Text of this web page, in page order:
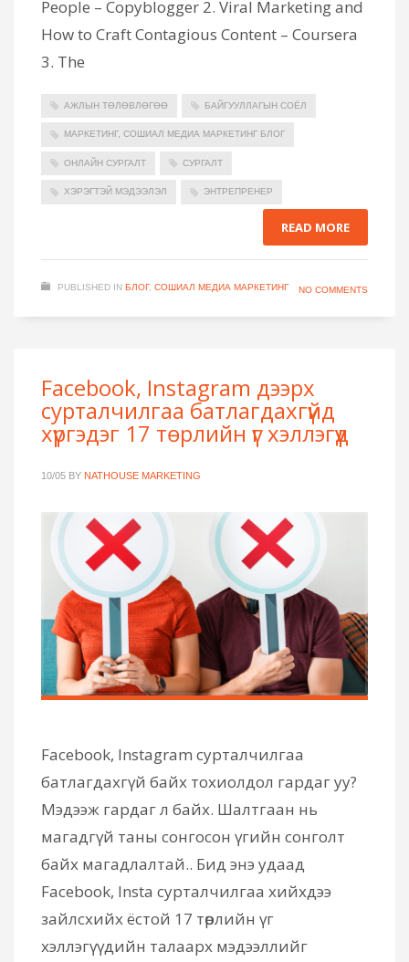
People – Copyblogger 2. Viral Marketing and
How to Craft Contagious Content – Coursera
3. The
АЖЛЫН ТӨЛӨВЛӨГӨӨ БАЙГУУЛЛАГЫН СОЁЛ
МАРКЕТИНГ, СОШИАЛ МЕДИА МАРКЕТИНГ БЛОГ
ОНЛАЙН СУРГАЛТ СУРГАЛТ
ХЭРЭГТЭЙ МЭДЭЭЛЭЛ ЭНТРЕПРЕНЕР
READ MORE
PUBLISHED IN БЛОГ, СОШИАЛ МЕДИА МАРКЕТИНГ NO COMMENTS
Facebook, Instagram дээрх
сурталчилгаа батлагдахгүйд
хүргэдэг 17 төрлийн үг хэллэгүүд
10/05 BY NATHOUSE MARKETING
Facebook, Instagram сурталчилгаа
батлагдахгүй байх тохиолдол гардаг уу?
Мэдээж гардаг л байх. Шалтгаан нь
магадгүй таны сонгосон үгийн сонголт
байх магадлалтай.. Бид энэ удаад
Facebook, Insta сурталчилгаа хийхдээ
зайлсхийх ёстой 17 төрлийн үг
хэллэгүүдийн талаарх мэдээллийг